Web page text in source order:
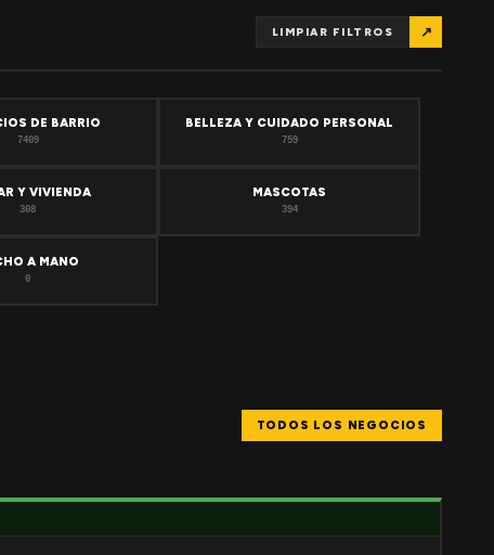
LIMPIAR FILTROS ↗
DE BARRIO
7409
BELLEZA Y CUIDADO PERSONAL
759
Y VIVIENDA
308
MASCOTAS
394
A MANO
0
TODOS LOS NEGOCIOS